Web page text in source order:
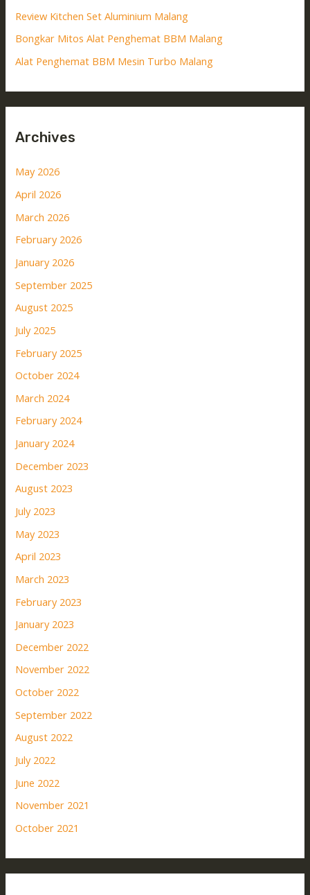
Review Kitchen Set Aluminium Malang
Bongkar Mitos Alat Penghemat BBM Malang
Alat Penghemat BBM Mesin Turbo Malang
Archives
May 2026
April 2026
March 2026
February 2026
January 2026
September 2025
August 2025
July 2025
February 2025
October 2024
March 2024
February 2024
January 2024
December 2023
August 2023
July 2023
May 2023
April 2023
March 2023
February 2023
January 2023
December 2022
November 2022
October 2022
September 2022
August 2022
July 2022
June 2022
November 2021
October 2021